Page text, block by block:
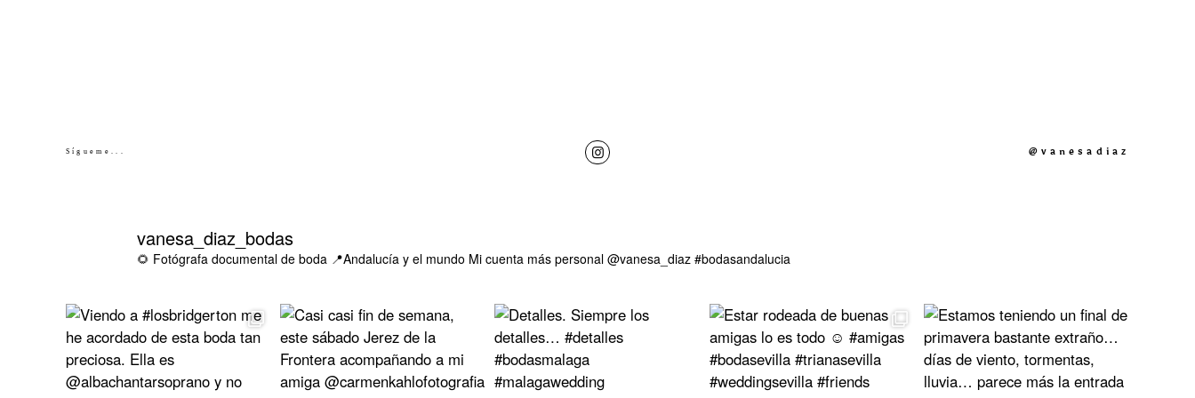
Sígueme... @vanesadiaz
vanesa_diaz_bodas
🌻 Fotógrafa documental de boda 📍Andalucía y el mundo Mi cuenta más personal @vanesa_diaz #bodasandalucia